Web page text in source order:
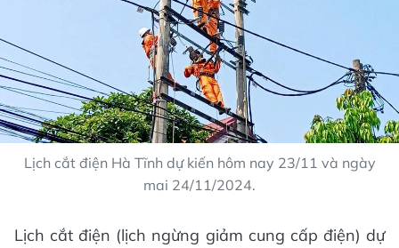
Lịch cắt điện Hà Tĩnh dự kiến hôm nay 23/11 và ngày
mai 24/11/2024.
Lịch cắt điện (lịch ngừng giảm cung cấp điện) dự